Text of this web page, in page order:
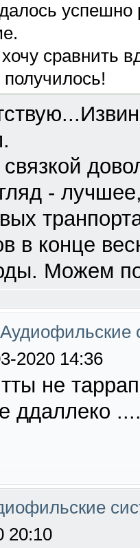
успешно
сравнить
-
в конце
Можем
2020 14:36
не
ддаллеко
20:10